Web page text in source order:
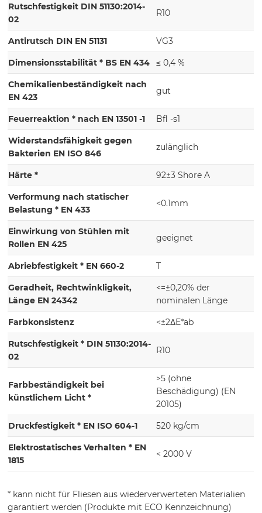
Rutschfestigkeit DIN 51130:2014-
02
R10
Antirutsch DIN EN 51131 VG3
Dimensionsstabilität * BS EN 434 ≤ 0,4 %
Chemikalienbeständigkeit nach
EN 423
gut
Feuerreaktion * nach EN 13501 -1 Bfl -s1
Widerstandsfähigkeit gegen
Bakterien EN ISO 846
zulänglich
Härte * 92±3 Shore A
Verformung nach statischer
Belastung * EN 433
<0.1mm
Einwirkung von Stühlen mit
Rollen EN 425
geeignet
Abriebfestigkeit * EN 660-2 T
Geradheit, Rechtwinkligkeit,
Länge EN 24342
<=±0,20% der
nominalen Länge
Farbkonsistenz <±2ΔE*ab
Rutschfestigkeit * DIN 51130:2014-
02
R10
Farbbeständigkeit bei
künstlichem Licht *
>5 (ohne
Beschädigung) (EN
20105)
Druckfestigkeit * EN ISO 604-1 520 kg/cm
Elektrostatisches Verhalten * EN
1815
< 2000 V
* kann nicht für Fliesen aus wiederverwerteten Materialien
garantiert werden (Produkte mit ECO Kennzeichnung)